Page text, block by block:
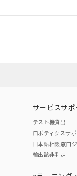
サービスサポ
テスト機貸出
ロボティクスサ
日本語相談窓口
輸出該非判定